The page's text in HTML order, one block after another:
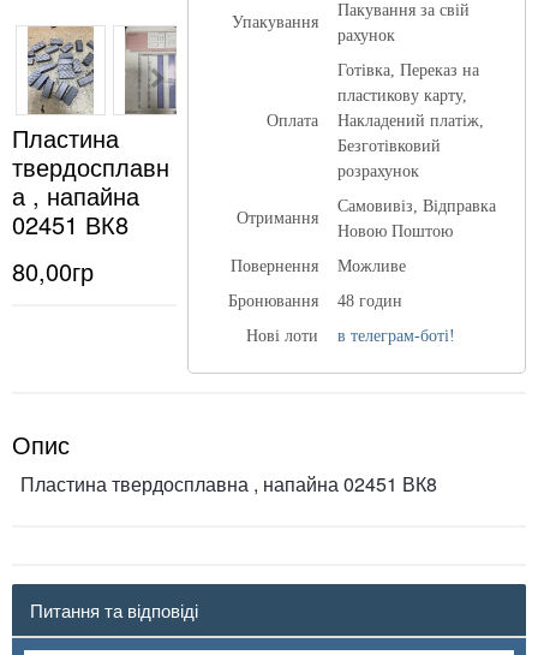
Пластина
твердосплавн
а , напайна
02451 ВК8
80,00гр
Упакування
Пакування за свій
рахунок
Оплата
Готівка, Переказ на
пластикову карту,
Накладений платіж,
Безготівковий
розрахунок
Отримання
Самовивіз, Відправка
Новою Поштою
Повернення
Можливе
Бронювання
48 годин
Нові лоти
в телеграм-боті!
Опис
Пластина твердосплавна , напайна 02451 ВК8
Питання та відповіді